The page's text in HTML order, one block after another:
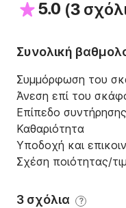
αξέχαστη εμπειρία
Βαθύ.
Επικοινωνήστε
5.0 (3
Συνολική
Συμμόρφωση του
Άνεση επί του
Επίπεδο συντήρησης
Καθαριότητα
Υποδοχή και
Σχέση ποιότητας/
3 σχόλια ?